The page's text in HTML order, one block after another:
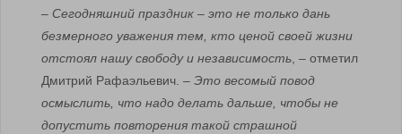
– Сегодняшний праздник – это не только дань
безмерного уважения тем, кто ценой своей жизни
отстоял нашу свободу и независимость, – отметил
Дмитрий Рафаэльевич. – Это весомый повод
осмыслить, что надо делать дальше, чтобы не
допустить повторения такой страшной